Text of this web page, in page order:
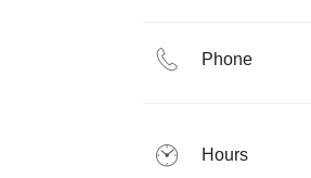
Phone
Hours